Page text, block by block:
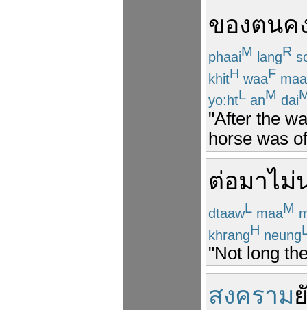
ของตนค
phaaiM langR
khitH waaF maa
yo:htL anM dai
"After the
horse was
ต่อมาไม่
dtaawL maaM
khrangH neung
"Not long
สงคราม